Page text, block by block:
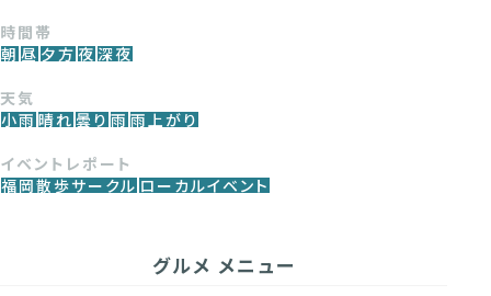
時間帯
朝昼夕方夜深夜
天気
小雨晴れ曇り雨雨上がり
イベントレポート
福岡散歩サークルローカルイベント
グルメ メニュー